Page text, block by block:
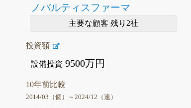
ノバルティスファーマ
主要な顧客 残り2社
投資額
設備投資 9500万円
10年前比較
2014/03（個）～2024/12（連）